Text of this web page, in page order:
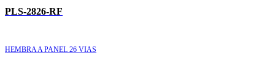
PLS-2826-RF
HEMBRA A PANEL 26 VIAS